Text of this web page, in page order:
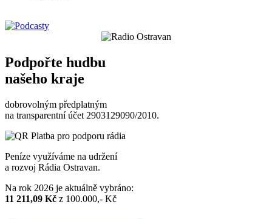
Podpořte hudbu
našeho kraje
dobrovolným předplatným
na transparentní účet 2903129090/2010.
Peníze využíváme na udržení
a rozvoj Rádia Ostravan.
Na rok 2026 je aktuálně vybráno:
11 211,09 Kč z 100.000,- Kč